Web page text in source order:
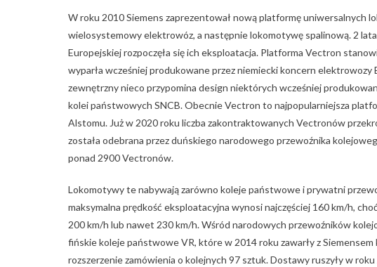
W roku 2010 Siemens zaprezentował nową platformę uniwersalnych
wielosystemowy elektrowóz, a następnie lokomotywę spalinową. 2
Europejskiej rozpoczęła się ich eksploatacja. Platforma Vectron
wyparła wcześniej produkowane przez niemiecki koncern
zewnętrzny nieco przypomina design niektórych wcześniej
kolei państwowych SNCB. Obecnie Vectron to najpopularniejsza
Alstomu. Już w 2020 roku liczba zakontraktowanych Vectronów
została odebrana przez duńskiego narodowego przewoźnika
ponad 2900 Vectronów.
Lokomotywy te nabywają zarówno koleje państwowe i prywatni
maksymalna prędkość eksploatacyjna wynosi najczęściej 160 km/h,
200 km/h lub nawet 230 km/h. Wśród narodowych przewoźników
fińskie koleje państwowe VR, które w 2014 roku zawarły z
rozszerzenie zamówienia o kolejnych 97 sztuk. Dostawy ruszyły w